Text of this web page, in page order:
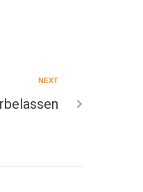
NEXT